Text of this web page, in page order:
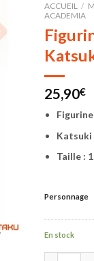
ACCUEIL /
ACADEMIA
25,90€
Katsuki
Taille :
Personnage
En stock